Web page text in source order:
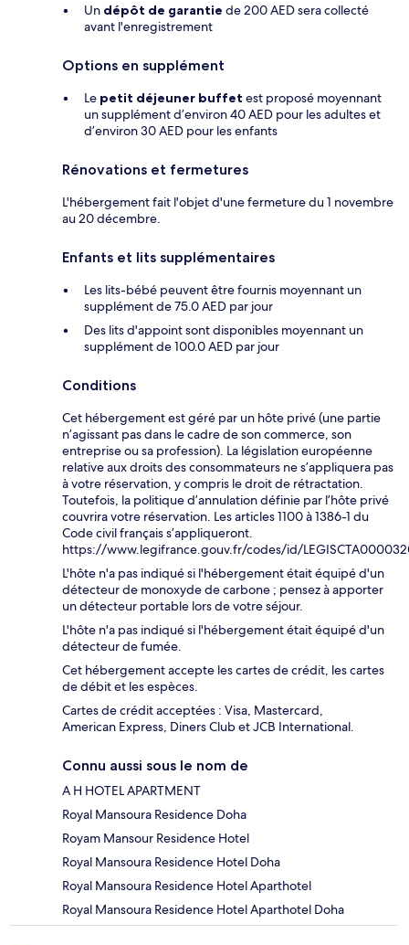
Un dépôt de garantie de 200 AED sera collecté
avant l'enregistrement
Options en supplément
Le petit déjeuner buffet est proposé moyennant
un supplément d’environ 40 AED pour les adultes et
d’environ 30 AED pour les enfants
Rénovations et fermetures
L'hébergement fait l'objet d'une fermeture du 1 novembre
au 20 décembre.
Enfants et lits supplémentaires
Les lits-bébé peuvent être fournis moyennant un
supplément de 75.0 AED par jour
Des lits d'appoint sont disponibles moyennant un
supplément de 100.0 AED par jour
Conditions
Cet hébergement est géré par un hôte privé (une partie
n’agissant pas dans le cadre de son commerce, son
entreprise ou sa profession). La législation européenne
relative aux droits des consommateurs ne s’appliquera pas
à votre réservation, y compris le droit de rétractation.
Toutefois, la politique d’annulation définie par l’hôte privé
couvrira votre réservation. Les articles 1100 à 1386-1 du
Code civil français s’appliqueront.
https://www.legifrance.gouv.fr/codes/id/
L'hôte n'a pas indiqué si l'hébergement était équipé d'un
détecteur de monoxyde de carbone ; pensez à apporter
un détecteur portable lors de votre séjour.
L'hôte n'a pas indiqué si l'hébergement était équipé d'un
détecteur de fumée.
Cet hébergement accepte les cartes de crédit, les cartes
de débit et les espèces.
Cartes de crédit acceptées : Visa, Mastercard,
American Express, Diners Club et JCB International.
Connu aussi sous le nom de
A H HOTEL APARTMENT
Royal Mansoura Residence Doha
Royam Mansour Residence Hotel
Royal Mansoura Residence Hotel Doha
Royal Mansoura Residence Hotel Aparthotel
Royal Mansoura Residence Hotel Aparthotel Doha